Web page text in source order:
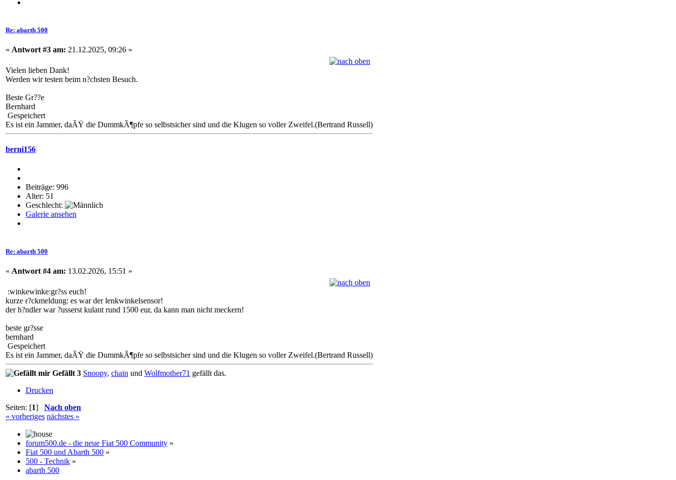
Re: abarth 500
« Antwort #3 am: 21.12.2025, 09:26 »
Vielen lieben Dank!
Werden wir testen beim n?chsten Besuch.
Beste Gr??e
Bernhard
Gespeichert
Es ist ein Jammer, daÃŸ die DummkÃ¶pfe so selbstsicher sind und die Klugen so voller Zweifel.(Bertrand Russell)
berni156
Beiträge: 996
Alter: 51
Geschlecht:
Galerie ansehen
Re: abarth 500
« Antwort #4 am: 13.02.2026, 15:51 »
:winkewinke:gr?ss euch!
kurze r?ckmeldung: es war der lenkwinkelsensor!
der h?ndler war ?usserst kulant rund 1500 eur, da kann man nicht meckern!
beste gr?sse
bernhard
Gespeichert
Es ist ein Jammer, daÃŸ die DummkÃ¶pfe so selbstsicher sind und die Klugen so voller Zweifel.(Bertrand Russell)
Gefällt 3 Snoopy, chain und Wolfmother71 gefällt das.
Drucken
Seiten: [1] Nach oben
« vorheriges nächstes »
forum500.de - die neue Fiat 500 Community »
Fiat 500 und Abarth 500 »
500 - Technik »
abarth 500